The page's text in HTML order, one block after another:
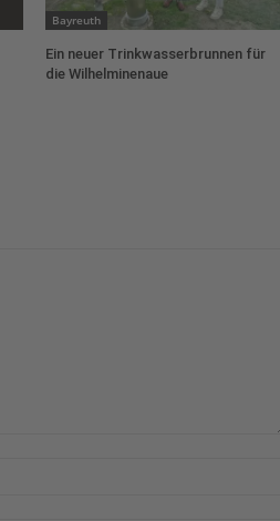
Bayreuth
Ein neuer Trinkwasserbrunnen für
die Wilhelminenaue